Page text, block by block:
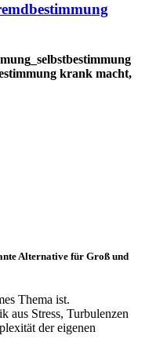
krank macht,
Alternative für Groß und
Thema ist.
aus Stress, Turbulenzen
der eigenen